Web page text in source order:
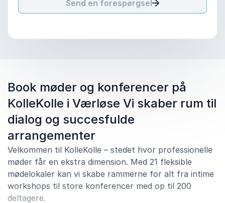
Send en forespørgsel
Book møder og konferencer på
KolleKolle i Værløse Vi skaber rum til
dialog og succesfulde
arrangementer
Velkommen til KolleKolle – stedet hvor professionelle
møder får en ekstra dimension. Med 21 fleksible
mødelokaler kan vi skabe rammerne for alt fra intime
workshops til store konferencer med op til 200
deltagere.